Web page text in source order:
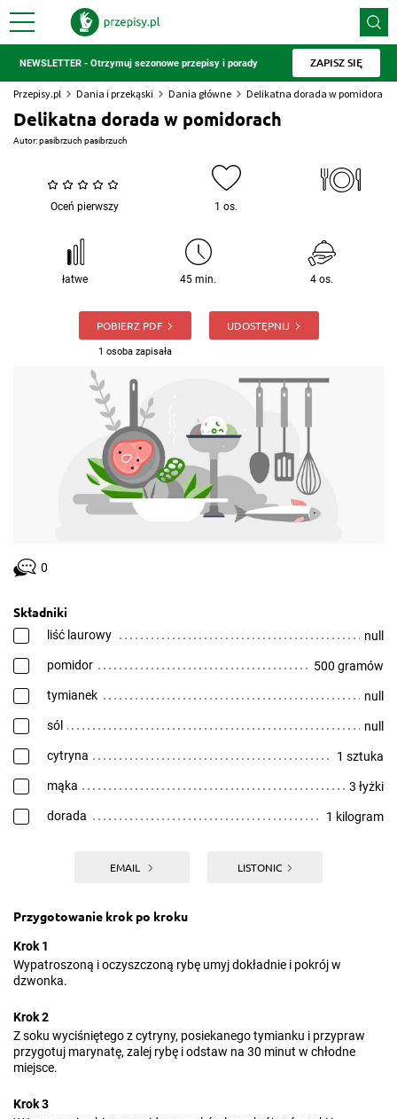
NEWSLETTER - Otrzymuj sezonowe przepisy i porady ZAPISZ SIĘ
Przepisy.pl Dania i przekąski Dania główne Delikatna dorada w pomidorach
Delikatna dorada w pomidorach
Autor:pasibrzuch pasibrzuch
Oceń pierwszy 1 os.
łatwe 45 min. 4 os.
POBIERZ PDF
1 osoba zapisała
UDOSTĘPNIJ
0
Składniki
liść laurowy null
pomidor 500 gramów
tymianek null
sól null
cytryna 1 sztuka
mąka 3 łyżki
dorada 1 kilogram
EMAIL LISTONIC
Przygotowanie krok po kroku
Krok 1
Wypatroszoną i oczyszczoną rybę umyj dokładnie i pokrój w
dzwonka.
Krok 2
Z soku wyciśniętego z cytryny, posiekanego tymianku i przypraw
przygotuj marynatę, zalej rybę i odstaw na 30 minut w chłodne
miejsce.
Krok 3